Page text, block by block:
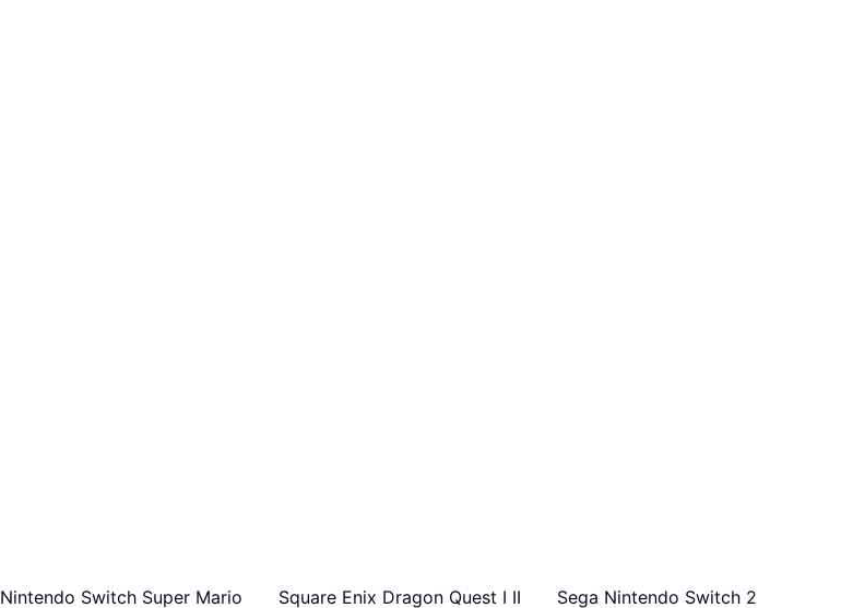
Nintendo Switch Super Mario
Square Enix Dragon Quest I II
Sega Nintendo Switch 2